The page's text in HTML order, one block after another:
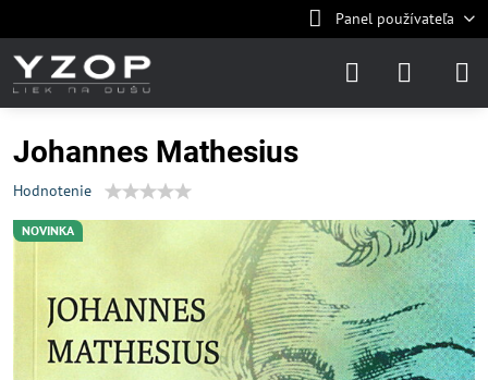
Panel používateľa
NOVINKA
Johannes Mathesius
Hodnotenie